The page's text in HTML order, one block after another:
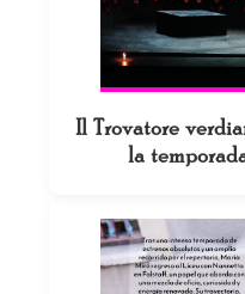
Il Trovatore
la